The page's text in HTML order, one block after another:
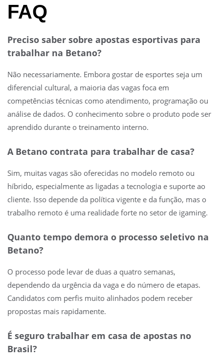
FAQ
Preciso saber sobre apostas esportivas para
trabalhar na Betano?
Não necessariamente. Embora gostar de esportes seja um
diferencial cultural, a maioria das vagas foca em
competências técnicas como atendimento, programação ou
análise de dados. O conhecimento sobre o produto pode ser
aprendido durante o treinamento interno.
A Betano contrata para trabalhar de casa?
Sim, muitas vagas são oferecidas no modelo remoto ou
híbrido, especialmente as ligadas a tecnologia e suporte ao
cliente. Isso depende da política vigente e da função, mas o
trabalho remoto é uma realidade forte no setor de igaming.
Quanto tempo demora o processo seletivo na
Betano?
O processo pode levar de duas a quatro semanas,
dependendo da urgência da vaga e do número de etapas.
Candidatos com perfis muito alinhados podem receber
propostas mais rapidamente.
É seguro trabalhar em casa de apostas no
Brasil?